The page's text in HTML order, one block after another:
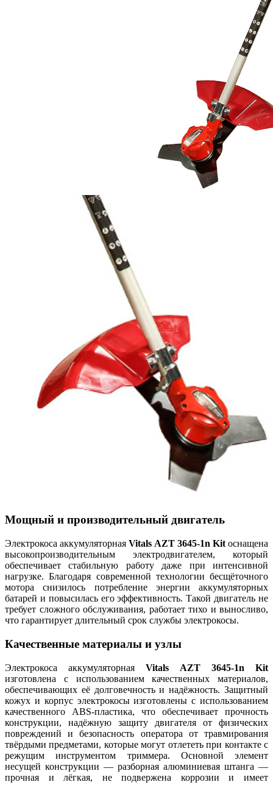
Мощный и производительный двигатель
Электрокоса аккумуляторнаяVitals AZT 3645-1n Kitоснащена
высокопроизводительным электродвигателем, который
обеспечивает стабильную работу даже при интенсивной
нагрузке. Благодаря современной технологии бесщёточного
мотора снизилось потребление энергии аккумуляторных
батарей и повысилась его эффективность. Такой двигатель не
требует сложного обслуживания, работает тихо и выносливо,
что гарантирует длительный срок службы электрокосы.
Качественные материалы и узлы
Электрокоса аккумуляторнаяVitals AZT 3645-1n Kit
изготовлена с использованием качественных материалов,
обеспечивающих её долговечность и надёжность. Защитный
кожух и корпус электрокосы изготовлены с использованием
качественного ABS-пластика, что обеспечивает прочность
конструкции, надёжную защиту двигателя от физических
повреждений и безопасность оператора от травмирования
твёрдыми предметами, которые могут отлететь при контакте с
режущим инструментом триммера. Основной элемент
несущей конструкции — разборная алюминиевая штанга —
прочная и лёгкая, не подвержена коррозии и имеет